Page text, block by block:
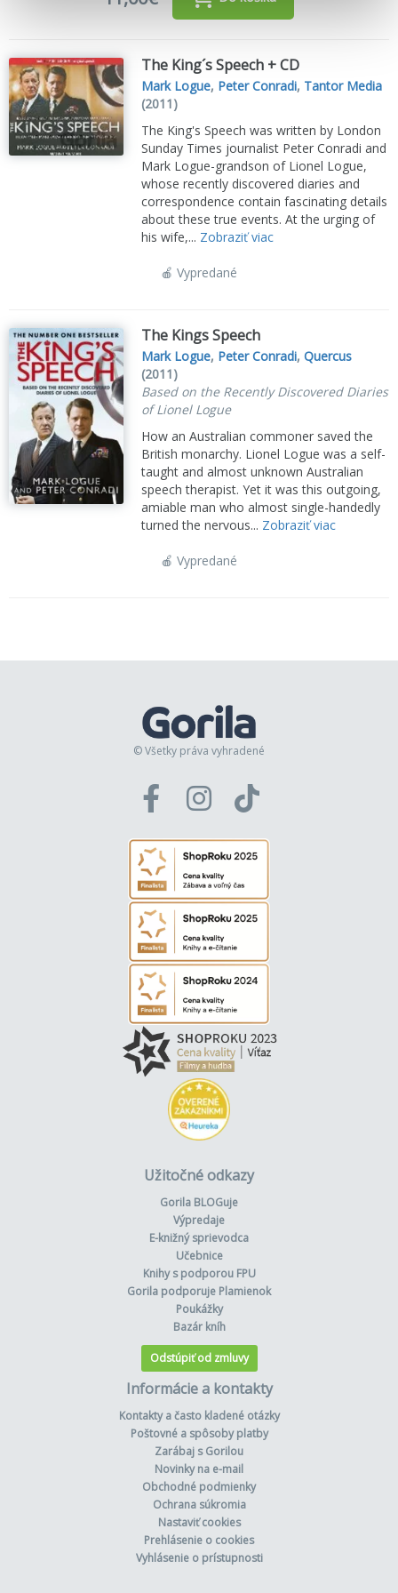
The King´s Speech + CD
Mark Logue, Peter Conradi, Tantor Media
(2011)
The King's Speech was written by London
Sunday Times journalist Peter Conradi and
Mark Logue-grandson of Lionel Logue,
whose recently discovered diaries and
correspondence contain fascinating details
about these true events. At the urging of
his wife,... Zobraziť viac
🍎 Vypredané
The Kings Speech
Mark Logue, Peter Conradi,Quercus
(2011)
Based on the Recently Discovered Diaries
of Lionel Logue
How an Australian commoner saved the
British monarchy. Lionel Logue was a self-
taught and almost unknown Australian
speech therapist. Yet it was this outgoing,
amiable man who almost single-handedly
turned the nervous... Zobraziť viac
🍎 Vypredané
© Všetky práva vyhradené
Užitočné odkazy
Gorila BLOGuje
Výpredaje
E-knižný sprievodca
Učebnice
Knihy s podporou FPU
Gorila podporuje Plamienok
Poukážky
Bazár kníh
Odstúpiť od zmluvy
Informácie a kontakty
Kontakty a často kladené otázky
Poštovné a spôsoby platby
Zarábaj s Gorilou
Novinky na e-mail
Obchodné podmienky
Ochrana súkromia
Nastaviť cookies
Prehlásenie o cookies
Vyhlásenie o prístupnosti